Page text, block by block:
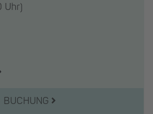
Uhr)
BUCHUNG